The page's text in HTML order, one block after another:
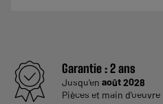
Garantie :2 ans
Jusqu'en août 2028
Pièces et main d'oeuvre